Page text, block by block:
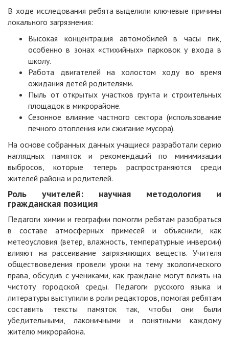
В ходе исследования ребята выделили ключевые причины
локального загрязнения:
Высокая концентрация автомобилей в часы пик,
особенно в зонах «стихийных» парковок у входа в
школу.
Работа двигателей на холостом ходу во время
ожидания детей родителями.
Пыль от открытых участков грунта и строительных
площадок в микрорайоне.
Сезонное влияние частного сектора (использование
печного отопления или сжигание мусора).
На основе собранных данных учащиеся разработали серию
наглядных памяток и рекомендаций по минимизации
выбросов, которые теперь распространяются среди
жителей района и родителей.
Роль учителей: научная методология и
гражданская позиция
Педагоги химии и географии помогли ребятам разобраться
в составе атмосферных примесей и объяснили, как
метеоусловия (ветер, влажность, температурные инверсии)
влияют на рассеивание загрязняющих веществ. Учителя
обществоведения провели уроки на тему экологического
права, обсудив с учениками, как граждане могут влиять на
чистоту городской среды. Педагоги русского языка и
литературы выступили в роли редакторов, помогая ребятам
составить тексты памяток так, чтобы они были
убедительными, лаконичными и понятными каждому
жителю микрорайона.